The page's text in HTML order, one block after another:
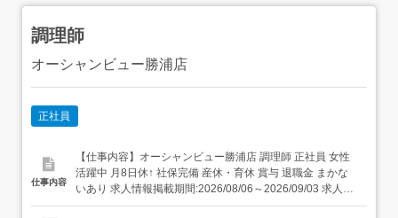
調理師
オーシャンビュー勝浦店
正社員
仕事内容
【仕事内容】オーシャンビュー勝浦店 調理師 正社員 女性
活躍中 月8日休↑ 社保完備 産休・育休 賞与 退職金 まかな
いあり 求人情報掲載期間:2026/08/06～2026/09/03 求人情
報 店舗の特徴 施設内調理(病院・老人ホーム・福祉施設) 住